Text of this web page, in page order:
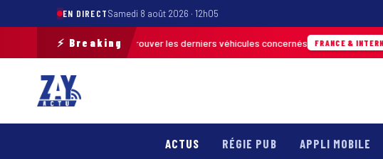
EN DIRECTSamedi 8 août 2026 · 12h05
⚡ Breaking
terrain pour retrouver les derniers véhicules concernés FRANCE & INTERNATIONALE
ACTUS RÉGIE PUB APPLI MOBILE